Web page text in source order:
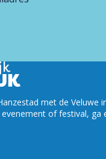
met de
of festival,